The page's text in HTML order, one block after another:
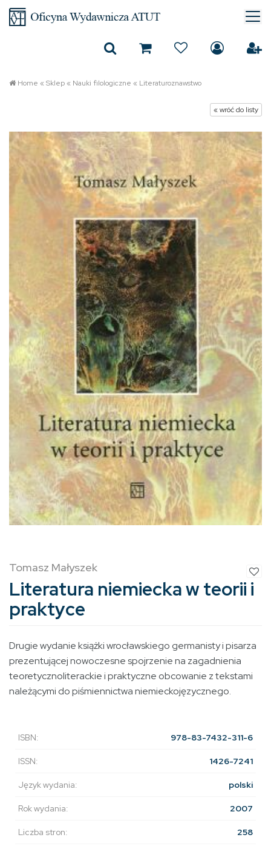
Home «Sklep« Nauki filologiczne « Literaturoznawstwo
« wróć do listy
Tomasz Małyszek
Literatura niemiecka w teorii i
praktyce
Drugie wydanie książki wrocławskiego germanisty i pisarza
prezentującej nowoczesne spojrzenie na zagadnienia
teoretycznoliterackie i praktyczne obcowanie z tekstami
należącymi do piśmiennictwa niemieckojęzycznego.
ISBN: 978-83-7432-311-6
ISSN: 1426-7241
Język wydania: polski
Rok wydania: 2007
Liczba stron: 258